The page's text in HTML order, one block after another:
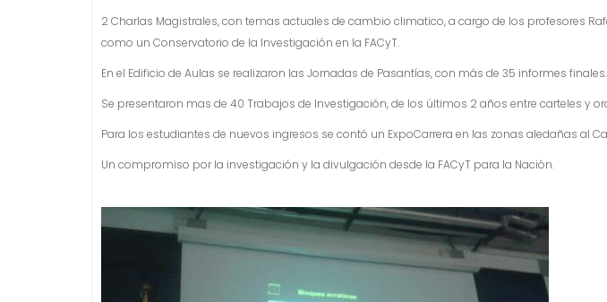
2 Charlas Magistrales, con temas actuales de cambio climatico, a cargo de los profesores
como un Conservatorio de la Investigación en la FACyT.
En el Edificio de Aulas se realizaron las Jornadas de Pasantías, con más de 35 informes finales.
Se presentaron mas de 40 Trabajos de Investigación, de los últimos 2 años entre carteles y
Para los estudiantes de nuevos ingresos se contó un ExpoCarrera en las zonas aledañas al
Un compromiso por la investigación y la divulgación desde la FACyT para la Nación.